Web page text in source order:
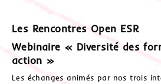
Les Rencontres Open ESR
Webinaire « Diversité des
action »
Les échanges animés par nos trois